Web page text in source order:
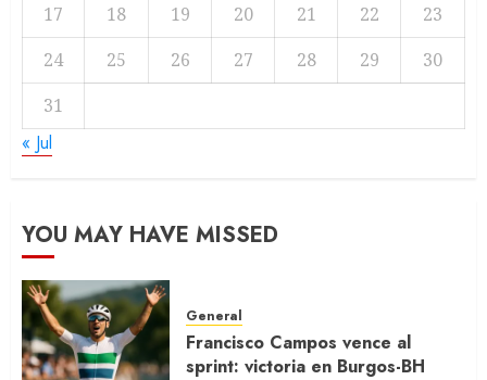
17
18 19 20 21 22
23
24
25 26 27 28 29
30
31
« Jul
YOU MAY HAVE MISSED
General
Francisco Campos vence al
sprint: victoria en Burgos-BH